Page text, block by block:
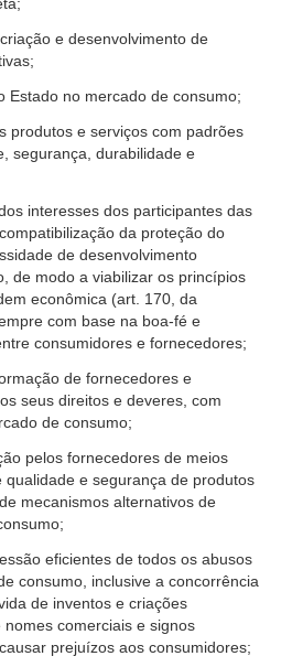
e desenvolvimento de
no mercado de consumo;
e serviços com padrões
segurança, durabilidade e
interesses dos participantes das
da proteção do
de desenvolvimento
de modo a viabilizar os princípios
econômica (art. 170, da
com base na boa-fé e
consumidores e fornecedores;
de fornecedores e
seus direitos e deveres, com
de consumo;
pelos fornecedores de meios
qualidade e segurança de produtos
mecanismos alternativos de
eficientes de todos os abusos
consumo, inclusive a concorrência
de inventos e criações
comerciais e signos
prejuízos aos consumidores;